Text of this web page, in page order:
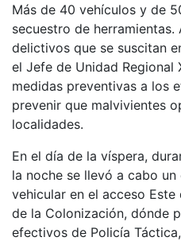
Más de 40 vehículos y de
secuestro de
delictivos que se suscitan
el Jefe de Unidad Regional
medidas preventivas a los
prevenir que malvivientes
localidades.
En el día de la víspera,
la noche se llevó a cabo
vehicular en el acceso
de la Colonización, dónde
efectivos de Policía